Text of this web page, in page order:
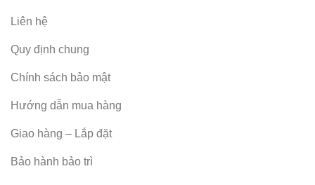
Liên hệ
Quy định chung
Chính sách bảo mật
Hướng dẫn mua hàng
Giao hàng – Lắp đặt
Bảo hành bảo trì